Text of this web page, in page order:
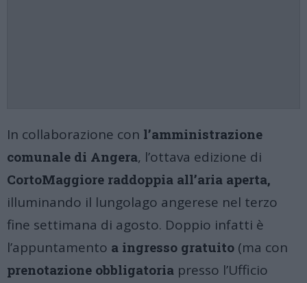
In collaborazione con l’amministrazione
comunale di Angera, l’ottava edizione di
CortoMaggiore raddoppia all’aria aperta,
illuminando il lungolago angerese nel terzo
fine settimana di agosto. Doppio infatti è
l’appuntamento a ingresso gratuito (ma con
prenotazione obbligatoria presso l’Ufficio